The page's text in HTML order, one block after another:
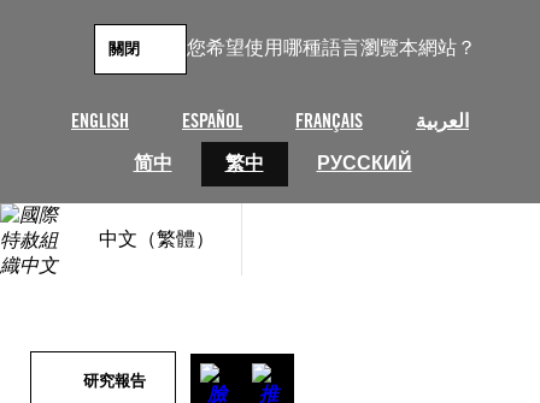
您希望使用哪種語言瀏覽本網站？
ENGLISH ESPAÑOL FRANÇAIS
العربية
简中
繁中 РУССКИЙ
關閉
中文（繁體）
研究報告